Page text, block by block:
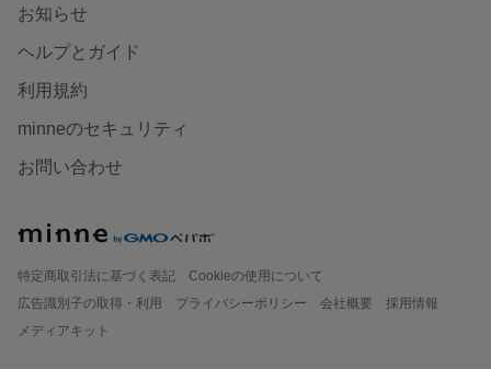
お知らせ
ヘルプとガイド
利用規約
minneのセキュリティ
お問い合わせ
特定商取引法に基づく表記
Cookieの使用について
広告識別子の取得・利用
プライバシーポリシー 会社概要
採用情報
メディアキット